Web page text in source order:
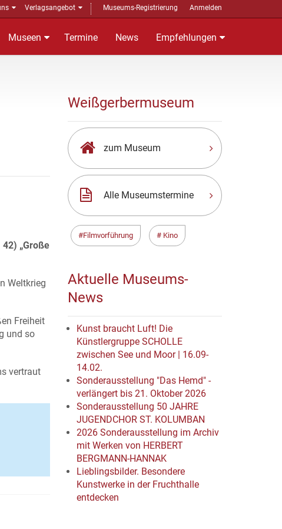
Verlagsangebot Museums-Registrierung Anmelden
Museen Termine News Empfehlungen
42) „Große
Weltkrieg
Freiheit
und so
vertraut
Weißgerbermuseum
zum Museum
Alle Museumstermine
Filmvorführung Kino
Aktuelle Museums-
News
Kunst braucht Luft! Die
Künstlergruppe SCHOLLE
zwischen See und Moor | 16.09-
14.02.
Sonderausstellung "Das Hemd" -
verlängert bis 21. Oktober 2026
Sonderausstellung 50 JAHRE
JUGENDCHOR ST. KOLUMBAN
2026 Sonderausstellung im Archiv
mit Werken von HERBERT
BERGMANN-HANNAK
Lieblingsbilder. Besondere
Kunstwerke in der Fruchthalle
entdecken